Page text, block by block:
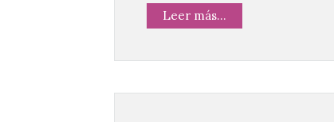
Leer más...